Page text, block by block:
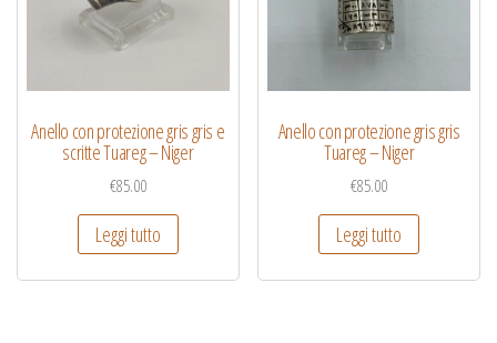
Anello con protezione gris gris e
scritte Tuareg – Niger
€85.00
Leggi tutto
Anello con protezione gris gris
Tuareg – Niger
€85.00
Leggi tutto